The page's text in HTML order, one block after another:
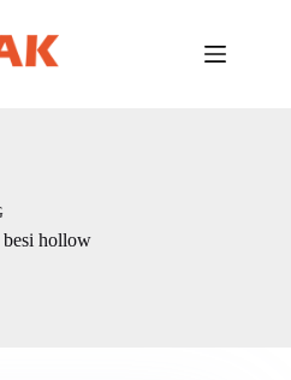
besi hollow